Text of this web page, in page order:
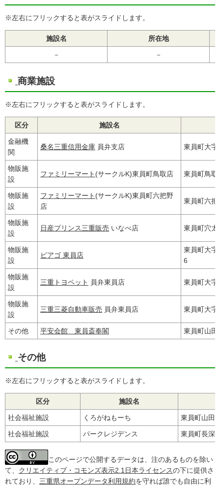
※左右にフリックすると表がスライドします。
施設名 所在地
－ －
商業施設
※左右にフリックすると表がスライドします。
区分 施設名
金融機
関
桑名三重信用金庫 員弁支店 東員町大
物販施
設
ファミリーマート (サークルK)東員町鳥取店 東員町鳥
物販施
設
ファミリーマート (サークルK)東員町六把野
店
東員町六
物販施
設
日産プリンス三重販売 いなべ店 東員町穴
物販施
設
ピアゴ 東員店
東員町大
6
物販施
設
三重トヨペット 員弁東員店 東員町大
物販施
設
三重三菱自動車販売 員弁東員店 東員町大
その他 平安会館 東員斎奉閣 東員町山
その他
※左右にフリックすると表がスライドします。
区分 施設名
社会福祉施設 くろがねもーち 東員町山田
社会福祉施設 パークレジデンス 東員町長深
このページで公開するデータは、注のあるものを除い
て、 クリエイティブ・コモンズ表示2.1日本ライセンスの下に提供さ
れており、 三重県オープンデータ利用規約を守れば誰でも自由に利